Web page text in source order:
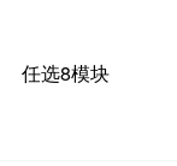
任选8模块